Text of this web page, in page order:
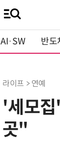
AI·SW 반도
라이프 > 연예
'세모
곳"